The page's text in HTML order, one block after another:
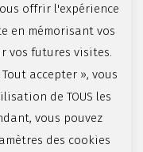
conforme)
offrir l'expérience
en mémorisant vos
vos futures visites.
accepter », vous
de TOUS les
vous pouvez
des cookies